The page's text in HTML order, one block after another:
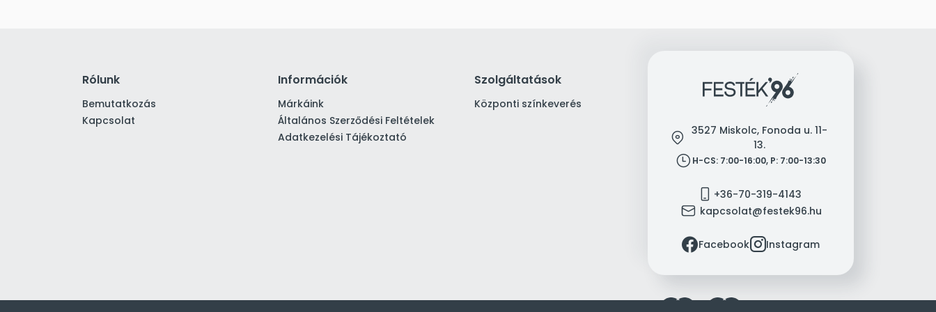
Rólunk
Bemutatkozás
Kapcsolat
Információk
Márkáink
Általános Szerződési Feltételek
Adatkezelési Tájékoztató
Szolgáltatások
Központi színkeverés
location 3527 Miskolc, Fonoda u. 11-
13.
clock H-CS: 7:00-16:00, P: 7:00-13:30
mobile +36-70-319-4143
mail kapcsolat@festek96.hu
facebookFacebookinstagramInstagram